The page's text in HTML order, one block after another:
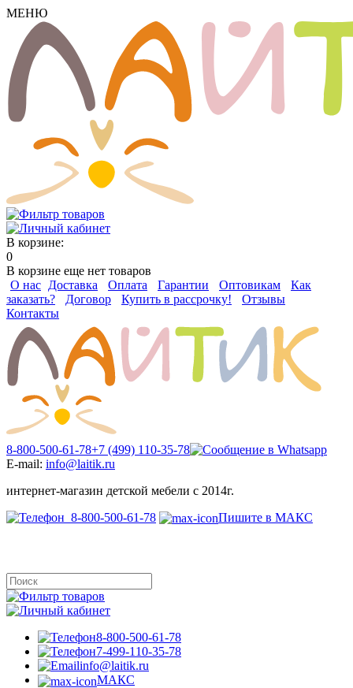
МЕНЮ
В корзине:
0
В корзине еще нет товаров
О нас Доставка Оплата Гарантии Оптовикам
Как
заказать?
Договор Купить в рассрочку!
Отзывы
Контакты
8-800-500-61-78+7 (499) 110-35-78
E-mail: info@laitik.ru
интернет-магазин детской мебели с 2014г.
8-800-500-61-78
Пишите в МАКС
8-800-500-61-78
7-499-110-35-78
info@laitik.ru
МАКС